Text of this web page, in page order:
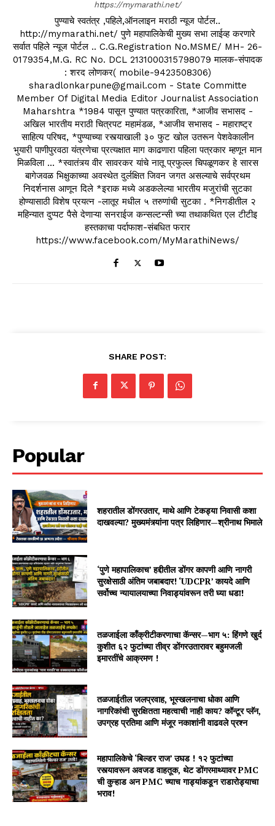
https://mymarathi.net/
पुण्याचे स्वतंत्र ,पहिले,ऑनलाइन मराठी न्यूज पोर्टल..
http://mymarathi.net/ पुणे महापालिकेची मुख्य सभा लाईव्ह करणारे
सर्वात पहिले न्यूज पोर्टल .. C.G.Registration No.MSME/ MH- 26-
0179354,M.G. RC No. DCL 2131000315798079 मालक-संपादक
: शरद लोणकर( mobile-9423508306)
sharadlonkarpune@gmail.com - State Committe
Member Of Digital Media Editor Journalist Association
Maharshtra *1984 पासून पुण्यात पत्रकारिता, *आजीव सभासद -
अखिल भारतीय मराठी चित्रपट महामंडळ, *आजीव सभासद - महाराष्ट्र
साहित्य परिषद, *पुण्याच्या रस्त्याखाली ३० फुट खोल उतरून पेशवेकालीन
भुयारी पाणीपुरवठा यंत्रणेचा प्रत्यक्षात माग काढणारा पहिला पत्रकार म्हणून मान
मिळविला ... *स्वातंत्र्य वीर सावरकर यांचे नातू प्रफुल्ल चिपळूणकर हे सारस
बागेजवळ भिक्षुकाच्या अवस्थेत दुर्लक्षित जिवन जगत असल्याचे सर्वप्रथम
निदर्शनास आणून दिले *इराक मध्ये अडकलेल्या भारतीय मजुरांची सुटका
होण्यासाठी विशेष प्रयत्न -लातूर मधील ५ तरुणांची सुटका . *निगडीतील २
महिन्यात दुप्पट पैसे देणाऱ्या सनराईज कन्सल्टन्सी च्या तथाकथित एल टीटीइ
हस्तकाचा पर्दाफाश-संबधित फरार
https://www.facebook.com/MyMarathiNews/
SHARE POST:
Popular
शहरातील डोंगरउतार, माथे आणि टेकड्या निवासी कशा
दाखवल्या? मुख्यमंत्र्यांना पत्र लिहिणार—श्रीनाथ भिमाले
‘पुणे महापालिकाच’ हद्दीतील डोंगर कापणी आणि नागरी
सुरक्षेसाठी अंतिम जबाबदार! ‘UDCPR’ कायदे आणि
सर्वोच्च न्यायालयाच्या निवाड्यांवरून तरी घ्या धडा!
तळजाईला काँक्रीटीकरणाचा कॅन्सर—भाग ५: हिंगणे खुर्द
कुशीत ६२ फुटांच्या तीव्र डोंगरउतारावर बहुमजली
इमारतींचे आक्रमण !
तळजाईतील जलप्रवाह, भूस्खलनाचा धोका आणि
नागरिकांची सुरक्षितता महत्वाची नाही काय? कॉन्टूर प्लॅन,
उपग्रह प्रतिमा आणि मंजूर नकाशांनी वाढवले प्रश्न
महापालिकेचे ‘बिल्डर राज’ उघड ! १२ फुटांच्या
रस्त्यावरून अवजड वाहतूक, थेट डोंगरमाथ्यावर PMC
ची कुऱ्हाड अन PMC च्याच गाड्यांकडून राडारोड्याचा
भराव!